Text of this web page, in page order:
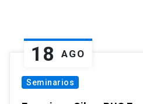
18 AGO
Seminarios